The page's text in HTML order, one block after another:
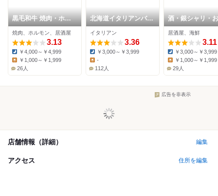
黒毛和牛 焼肉・ホル
モン 独眼牛
焼肉、ホルモン、居酒屋
3.13
Dinner:
￥4,000～￥4,999
Lunch:
￥1,000～￥1,999
26人
北海道イタリアンバル
ミア アンジェラ 仙台
駅東口
イタリアン
3.36
Dinner:
￥3,000～￥3,999
-
112人
酒・銀シャリ・
やちよ 仙台駅東
居酒屋、海鮮
3.11
Dinner:
￥3,000～￥3,999
Lunch:
￥1,000～￥1,999
29人
広告を非表示
店舗情報（詳細） 編集
アクセス 住所を編集